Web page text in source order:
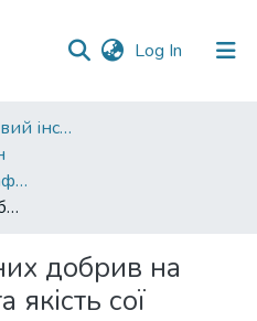
Log In (current)
Навчально-науковий інститут агротехнологій, селекції та екології
Друковані видання. Кафедра захист рослин
Вплив мінеральних добрив на продуктивність та якість сої
добрив на
якість сої